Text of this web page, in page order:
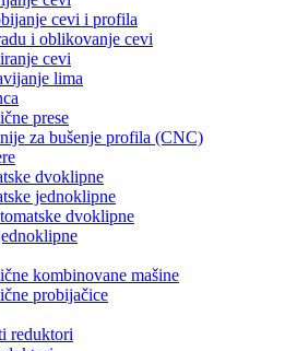
cevi i profila
i oblikovanje cevi
cevi
lima
prese
za bušenje profila (CNC)
dvoklipne
jednoklipne
dvoklipne
kombinovane mašine
probijačice
reduktori